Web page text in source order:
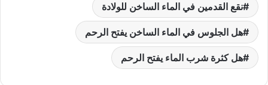
نقع القدمين في الماء الساخن للولادة
هل الجلوس في الماء الساخن يفتح الرحم
هل كثرة شرب الماء يفتح الرحم